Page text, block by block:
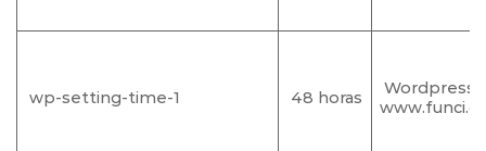
wp-setting-time-1 48 horas
Wordpress